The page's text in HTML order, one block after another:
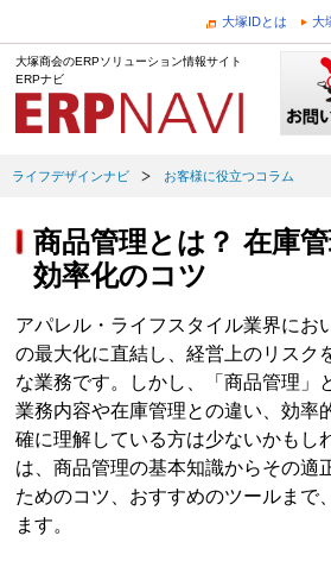
大塚IDとは 大
大塚商会のERPソリューション情報サイト
ERPナビ
ライフデザインナビ お客様に役立つコラム
商品管理とは？ 在庫
効率化のコツ
アパレル・ライフスタイル業界にお
の最大化に直結し、経営上のリスク
な業務です。しかし、「商品管理」
業務内容や在庫管理との違い、効率
確に理解している方は少ないかもし
は、商品管理の基本知識からその適
ためのコツ、おすすめのツールまで
ます。